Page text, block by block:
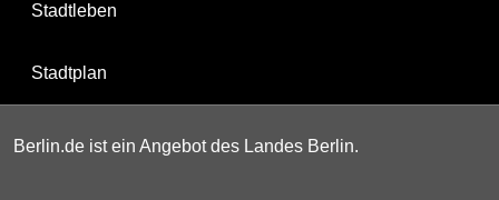
Stadtleben
Stadtplan
Berlin.de ist ein Angebot des Landes Berlin.